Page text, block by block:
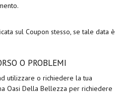
sul Coupon stesso, se tale data è
O PROBLEMI
utilizzare o richiedere la tua
Oasi Della Bellezza per richiedere